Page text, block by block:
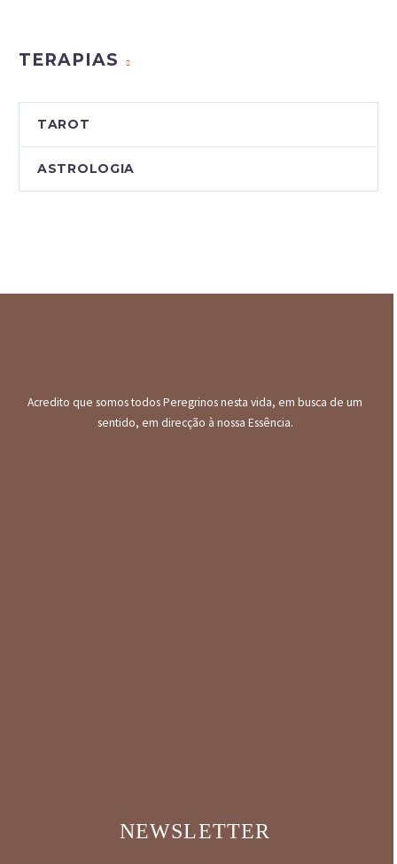
TERAPIAS
TAROT
ASTROLOGIA
Acredito que somos todos Peregrinos nesta vida, em busca de um
sentido, em direcção à nossa Essência.
NEWSLETTER